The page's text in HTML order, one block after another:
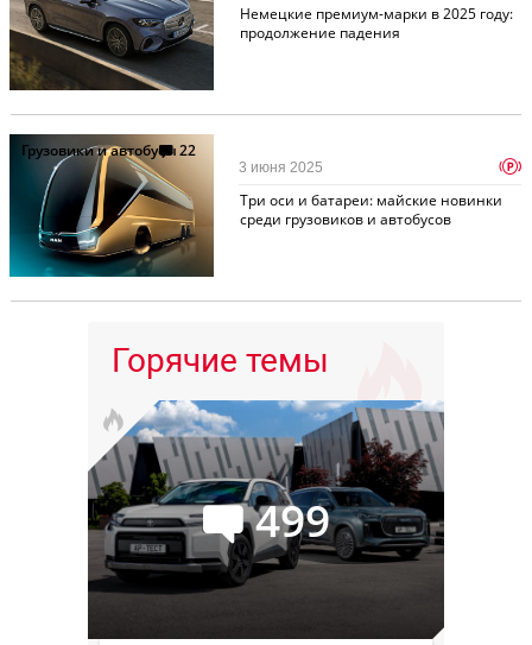
Немецкие премиум-марки в 2025 году:
продолжение падения
Грузовики и автобусы22
Три оси и батареи: майские новинки
среди грузовиков и автобусов
3 июня 2025 p
Горячие темы
499